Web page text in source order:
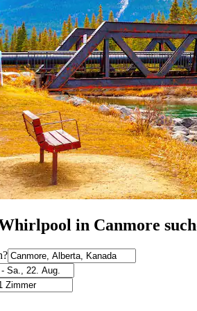
in Canmore